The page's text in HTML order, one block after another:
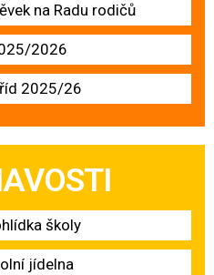
na Radu rodičů
2026
2025/26
školy
jídelna